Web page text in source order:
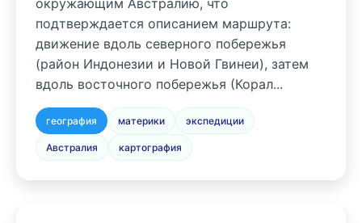
окружающим Австралию, что
подтверждается описанием маршрута:
движение вдоль северного побережья
(район Индонезии и Новой Гвинеи), затем
вдоль восточного побережья (Корал...
география материки экспедиции
Австралия картография